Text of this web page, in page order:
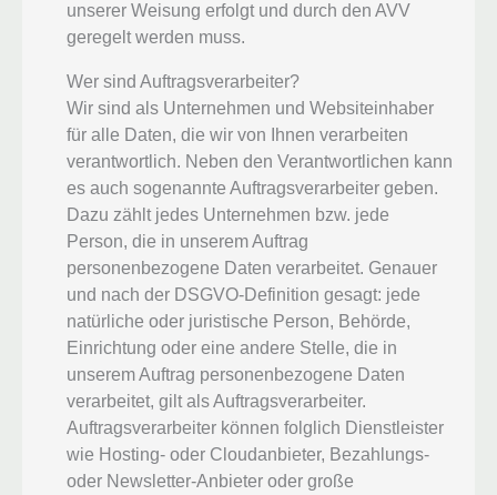
unserer Weisung erfolgt und durch den AVV
geregelt werden muss.
Wer sind Auftragsverarbeiter?
Wir sind als Unternehmen und Websiteinhaber
für alle Daten, die wir von Ihnen verarbeiten
verantwortlich. Neben den Verantwortlichen kann
es auch sogenannte Auftragsverarbeiter geben.
Dazu zählt jedes Unternehmen bzw. jede
Person, die in unserem Auftrag
personenbezogene Daten verarbeitet. Genauer
und nach der DSGVO-Definition gesagt: jede
natürliche oder juristische Person, Behörde,
Einrichtung oder eine andere Stelle, die in
unserem Auftrag personenbezogene Daten
verarbeitet, gilt als Auftragsverarbeiter.
Auftragsverarbeiter können folglich Dienstleister
wie Hosting- oder Cloudanbieter, Bezahlungs-
oder Newsletter-Anbieter oder große